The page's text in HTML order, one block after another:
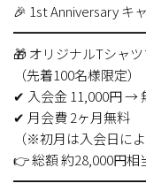
🎉 1st Anniversary キ
🎁 オリジナルTシャ
（先着100名様限定）
✔ 入会金 11,000円 →
✔ 月会費 2ヶ月無料
（※初月は入会日によ
👉 総額 約28,000円相